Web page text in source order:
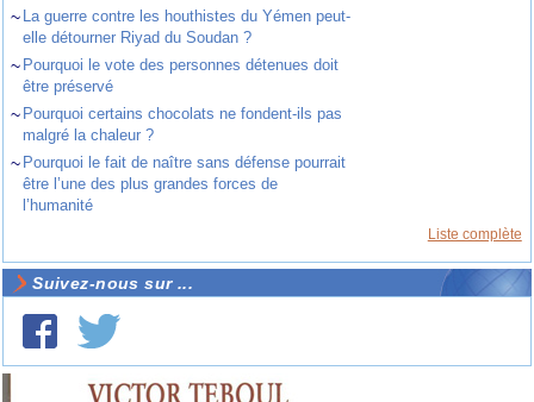
~ La guerre contre les houthistes du Yémen peut-
elle détourner Riyad du Soudan ?
~ Pourquoi le vote des personnes détenues doit
être préservé
~ Pourquoi certains chocolats ne fondent-ils pas
malgré la chaleur ?
~ Pourquoi le fait de naître sans défense pourrait
être l’une des plus grandes forces de
l’humanité
Liste complète
Suivez-nous sur ...